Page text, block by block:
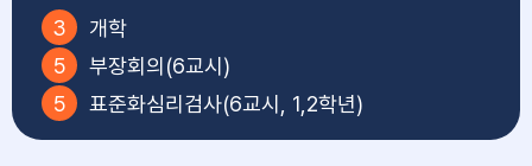
석식
3
개학
5
부장회의(6교시)
5
표준화심리검사(6교시, 1,2학년)
7
미래인재양성교육(1학년, 6-7교시)